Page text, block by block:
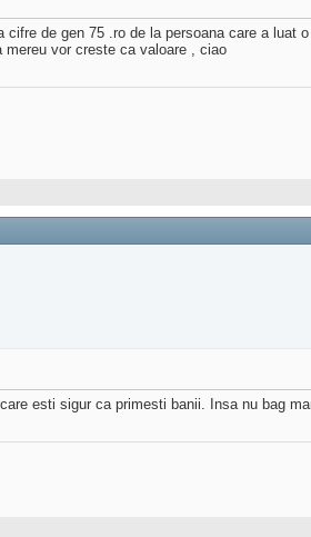
de gen 75 .ro de la persoana care a luat
mereu vor creste ca valoare , ciao
esti sigur ca primesti banii. Insa nu bag